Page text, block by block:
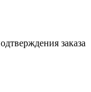
заказа